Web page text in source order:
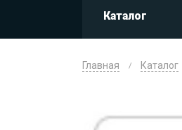
Каталог
Главная Каталог